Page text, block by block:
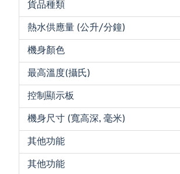
貨品種類
熱水供應量 (公升/分鐘)
機身顏色
最高溫度(攝氏)
控制顯示板
機身尺寸 (寬高深, 毫米)
其他功能
其他功能